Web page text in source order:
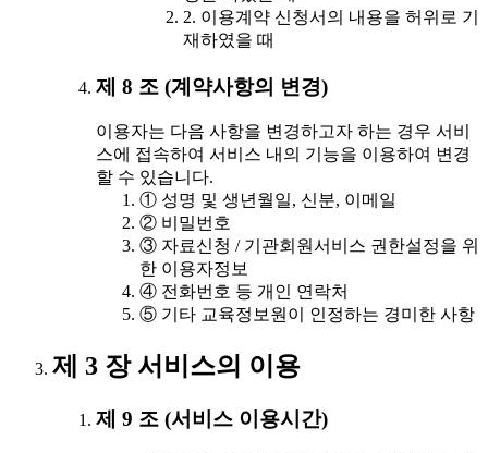
2. 이용계약 신청서의 내용을 허위로 기
재하였을 때
제 8 조 (계약사항의 변경)
이용자는 다음 사항을 변경하고자 하는 경우 서비
스에 접속하여 서비스 내의 기능을 이용하여 변경
할 수 있습니다.
① 성명 및 생년월일, 신분, 이메일
② 비밀번호
③ 자료신청 / 기관회원서비스 권한설정을 위
한 이용자정보
④ 전화번호 등 개인 연락처
⑤ 기타 교육정보원이 인정하는 경미한 사항
제 3 장 서비스의 이용
제 9 조 (서비스 이용시간)